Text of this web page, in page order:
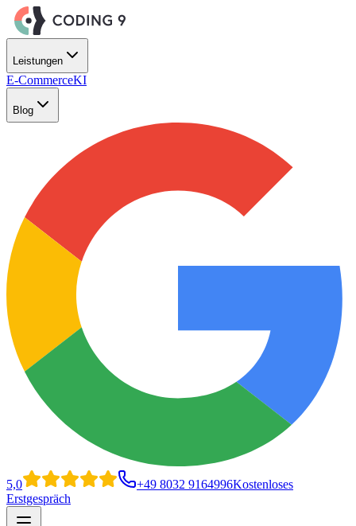
Zum Hauptinhalt springen
Leistungen
E-CommerceKI
Blog
5,0 +49 8032 9164996Kostenloses
Erstgespräch
Open main menu